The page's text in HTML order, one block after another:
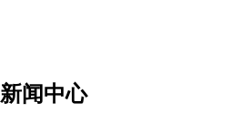
新闻中心